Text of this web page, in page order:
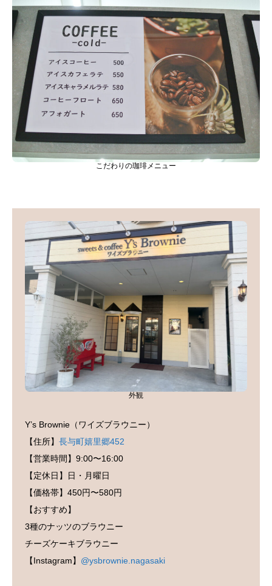
こだわりの珈琲メニュー
外観
Y’s Brownie（ワイズブラウニー）
【住所】 長与町嬉里郷452
【営業時間】9:00〜16:00
【定休日】日・月曜日
【価格帯】450円〜580円
【おすすめ】
3種のナッツのブラウニー
チーズケーキブラウニー
【Instagram】 @ysbrownie.nagasaki